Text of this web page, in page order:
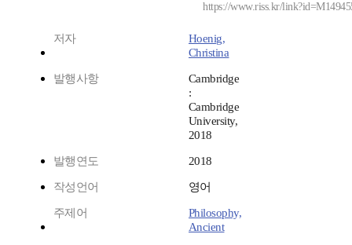
https://www.riss.kr/
저자
Hoenig,
Christina
발행사항
Cambridge
:
Cambridge
University,
2018
발행연도 2018
작성언어 영어
주제어
Philosophy,
Ancient